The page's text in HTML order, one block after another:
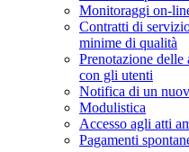
Monitoraggi on-
Contratti di
minime di qualità
Prenotazione
con gli utenti
Notifica di un
Modulistica
Accesso agli atti
Pagamenti